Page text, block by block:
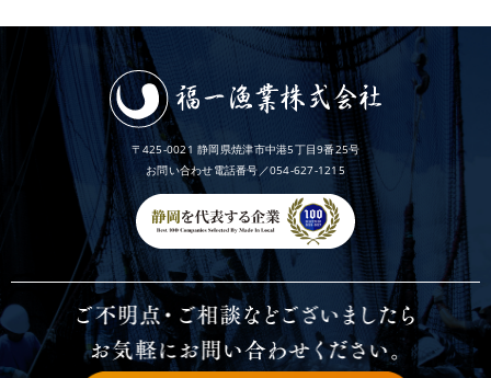
〒425-0021 静岡県焼津市中港5丁目9番25号
お問い合わせ電話番号／054-627-1215